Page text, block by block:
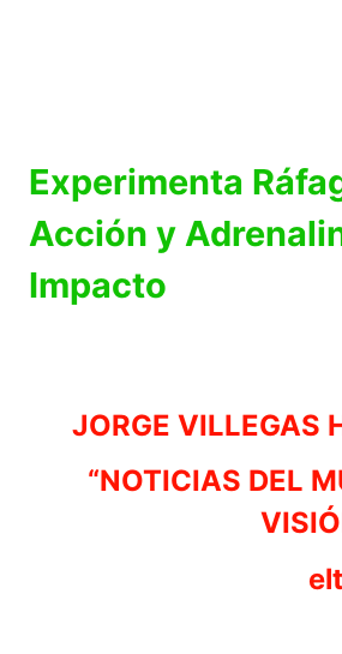
Experimenta
Acción y
Impacto
JORGE VILLEGAS
“NOTICIAS DEL